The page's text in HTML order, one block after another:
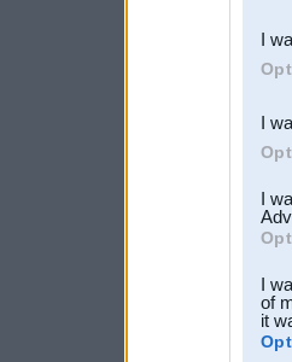
third
I
I
I
I
of
it